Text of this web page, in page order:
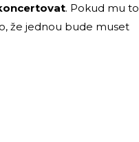
. Pokud mu to
že jednou bude muset